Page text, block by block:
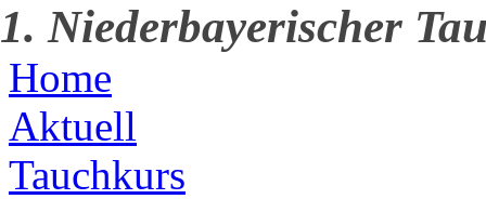
1. Niederbayerischer
Home
Aktuell
Tauchkurs